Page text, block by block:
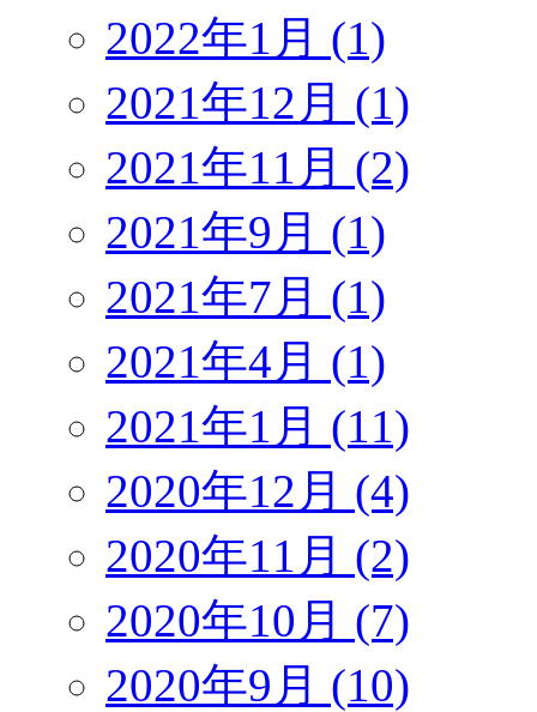
2022年1月 (1)
2021年12月 (1)
2021年11月 (2)
2021年9月 (1)
2021年7月 (1)
2021年4月 (1)
2021年1月 (11)
2020年12月 (4)
2020年11月 (2)
2020年10月 (7)
2020年9月 (10)